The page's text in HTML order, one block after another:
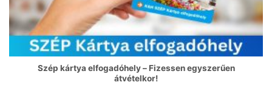
Szép kártya elfogadóhely – Fizessen egyszerűen
átvételkor!